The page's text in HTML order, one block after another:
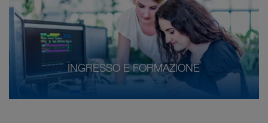
INGRESSO E FORMAZIONE